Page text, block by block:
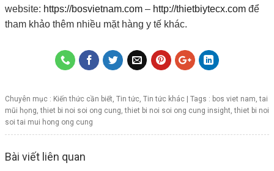
website: https://bosvietnam.com – http://thietbiytecx.com để
tham khảo thêm nhiều mặt hàng y tế khác.
Chuyên mục : Kiến thức cần biết Tin tức Tin tức khác | Tags : bos viet nam ,tai
mũi họng ,thiet bi noi soi ong cung ,thiet bi noi soi ong cung insight ,thiet bi noi
soi tai mui hong ong cung
Bài viết liên quan